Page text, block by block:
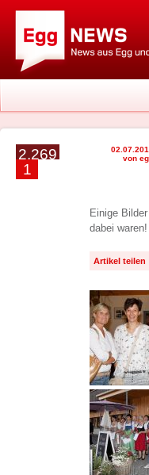
2.269
1
von
Einige
dabei waren!
Artikel teilen